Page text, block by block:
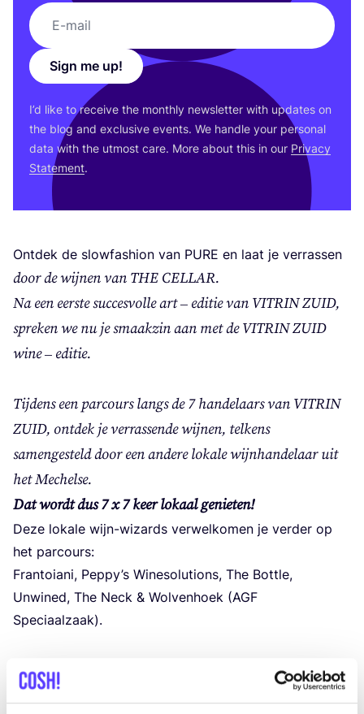
Ontdek de slowfashion van PURE en laat je verrassen
door de wijnen van THE CELLAR.
Na een eerste succesvolle art – editie van VITRINZUID,
spreken we nu je smaakzin aan met deVITRINZUID
wine – editie.
Tijdens een parcours langs de7handelaars van VITRIN
ZUID, ontdek je verrassende wijnen, telkens
samengesteld door een andere lokale wijnhandelaar uit
het Mechelse.
Dat wordt dus7x7keer lokaal genieten!
Deze lokale wijn-wizards verwelkomen je verder op
het parcours:
Frantoiani, Peppy’s Winesolutions, The Bottle,
Unwined, The Neck & Wolvenhoek (AGF
Speciaalzaak).
klaar – een ovenschotel of een kaasplankje – en kom
Sign me up!
I’d like to receive the monthly newsletter with updates on
the blog and exclusive events. We handle your personal
data with the utmost care. More about this in our Privacy
Statement.